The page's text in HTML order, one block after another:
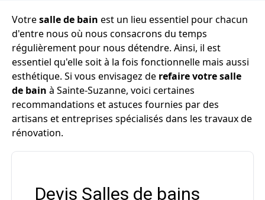
Votresalle de bain est un lieu essentiel pour chacun
d'entre nous où nous consacrons du temps
régulièrement pour nous détendre. Ainsi, il est
essentiel qu'elle soit à la fois fonctionnelle mais aussi
esthétique. Si vous envisagez de refaire votre salle
de bain à Sainte-Suzanne, voici certaines
recommandations et astuces fournies par des
artisans et entreprises spécialisés dans les travaux de
rénovation.
Devis Salles de bains